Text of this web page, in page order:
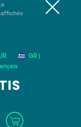
affichés
GR |